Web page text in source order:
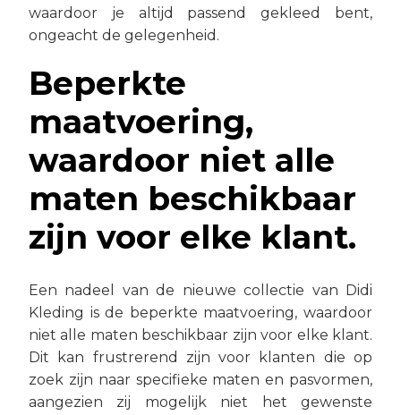
waardoor je altijd passend gekleed bent,
ongeacht de gelegenheid.
Beperkte
maatvoering,
waardoor niet alle
maten beschikbaar
zijn voor elke klant.
Een nadeel van de nieuwe collectie van Didi
Kleding is de beperkte maatvoering, waardoor
niet alle maten beschikbaar zijn voor elke klant.
Dit kan frustrerend zijn voor klanten die op
zoek zijn naar specifieke maten en pasvormen,
aangezien zij mogelijk niet het gewenste